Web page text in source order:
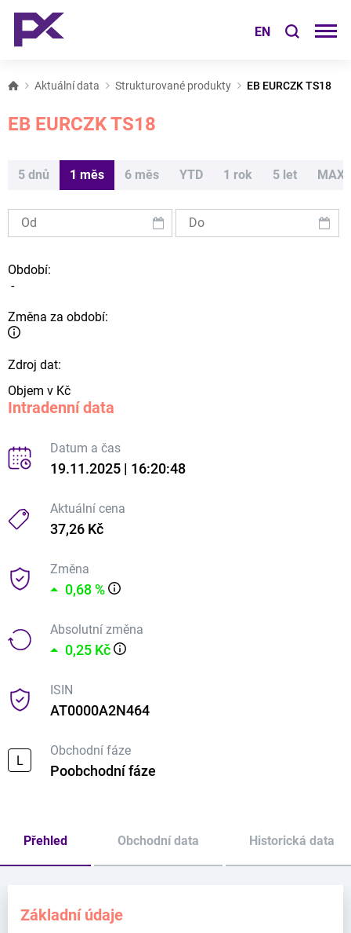
EN
Aktuální data Strukturované produkty EB EURCZK TS18
EB EURCZK TS18
5 dnů 1 měs 6 měs YTD 1 rok 5 let MAX
Období:
-
Změna za období:
Zdroj dat:
Objem v Kč
Intradenní data
Datum a čas
19.11.2025 | 16:20:48
Aktuální cena
37,26 Kč
Změna
0,68 %
Absolutní změna
0,25 Kč
ISIN
AT0000A2N464
L
Obchodní fáze
Poobchodní fáze
Přehled Obchodní data Historická data
Základní údaje